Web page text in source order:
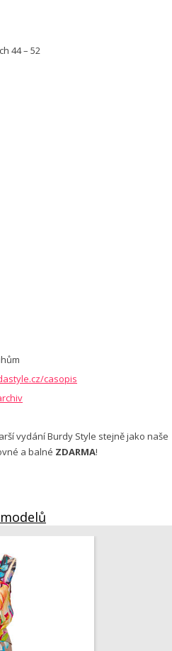
44 – 52
casopis
vydání Burdy Style stejně jako naše
a balné ZDARMA!